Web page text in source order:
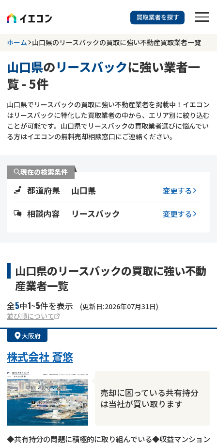
訳あり物件に強い業者を探す
山口県 リースバック
更新日 :2026年07月31日
業者を探す
空き家
再建築不可 底地
ゴミ屋敷
リースバック
不動産コラム
不動産売却 再建築不可物件
訳あり不動産
土地売却
借地 不動産リースバック
任意売却
アンケート調査
ホーム 山口県のリースバックの買取に強い不動産買取業者一覧
山口県のリースバックに強い業者一
覧 - 5件
山口県でリースバックの買取に強い不動産業者を掲載中！イエコン
はリースバックに特化した買取業者の中から、エリア別に絞り込む
ことが可能です。山口県でリースバックの買取業者選びに悩んでい
る方はイエコンの無料売却相談窓口にご連絡ください。
現在の検索条件
都道府県 山口県 変更する
相談内容 リースバック 変更する
山口県のリースバックの買取に強い不動
産業者一覧
全5中1~5件を表示
(更新日:2026年07月31日)
並び順について
大阪府
株式会社 蒼悠
売却に困っている共有持分
は当社が買い取ります
◆共有持分の問題に積極的に取り組んでいる◆収益マンション